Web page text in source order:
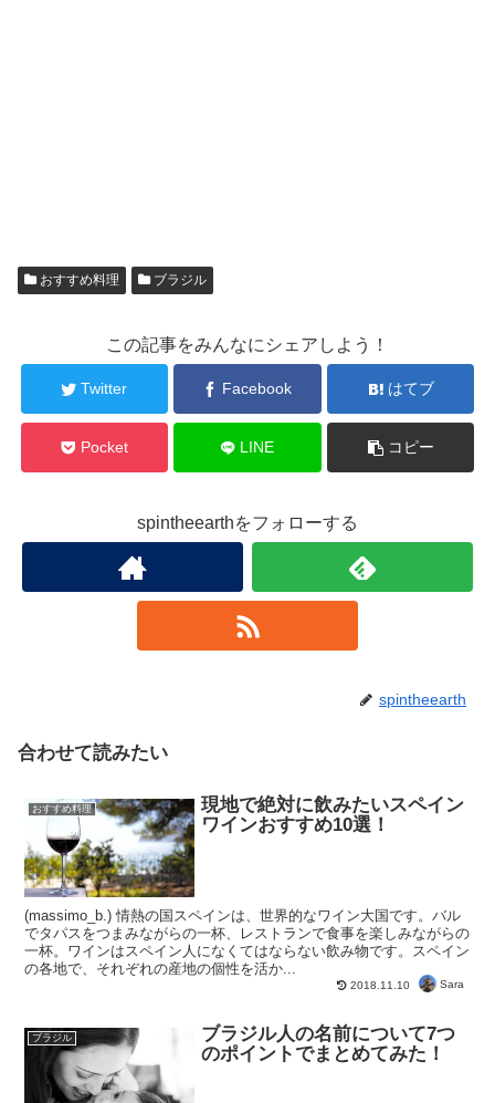
おすすめ料理 ブラジル
この記事をみんなにシェアしよう！
Twitter Facebook はてブ
Pocket LINE コピー
spintheearthをフォローする
spintheearth
合わせて読みたい
おすすめ料理
現地で絶対に飲みたいスペイン
ワインおすすめ10選！
(massimo_b.) 情熱の国スペインは、世界的なワイン大国です。バル
でタパスをつまみながらの一杯、レストランで食事を楽しみながらの
一杯。ワインはスペイン人になくてはならない飲み物です。スペイン
の各地で、それぞれの産地の個性を活か...
2018.11.10 Sara
ブラジル
ブラジル人の名前について7つ
のポイントでまとめてみた！